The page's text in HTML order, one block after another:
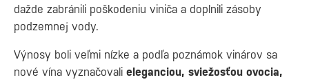
dažde zabránili poškodeniu viniča a doplnili zásoby
podzemnej vody.
Výnosy boli veľmi nízke a podľa poznámok vinárov sa
nové vína vyznačovali eleganciou, sviežosťou ovocia,